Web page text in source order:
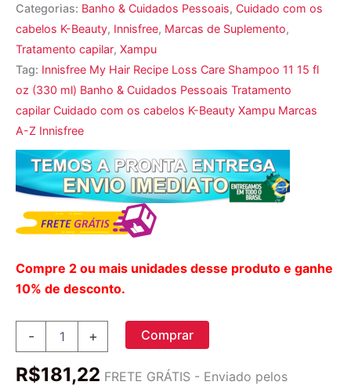
Categorias: Banho & Cuidados Pessoais, Cuidado com os
cabelos K-Beauty, Innisfree, Marcas de Suplemento,
Tratamento capilar, Xampu
Tag: Innisfree My Hair Recipe Loss Care Shampoo 11 15 fl
oz (330 ml) Banho & Cuidados Pessoais Tratamento
capilar Cuidado com os cabelos K-Beauty Xampu Marcas
A-Z Innisfree
Compre 2 ou mais unidades desse produto e ganhe
10% de desconto.
-
Recipe,
+ Comprar
R$181,22 FRETE GRÁTIS - Enviado pelos